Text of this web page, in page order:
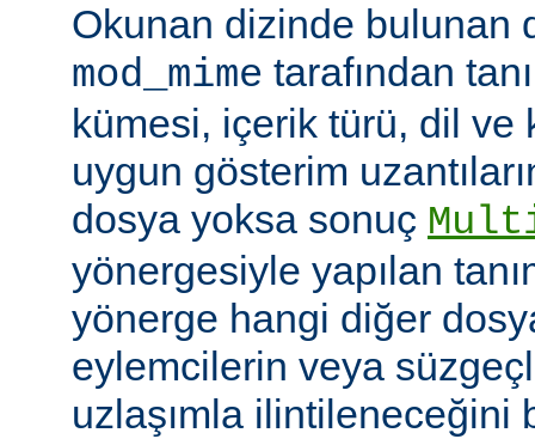
Okunan dizinde bulunan
mod_mime tarafından
kümesi, içerik türü, dil ve
uygun gösterim
dosya yoksa sonuç
yönergesiyle yapılan
yönerge hangi diğer
eylemcilerin veya
uzlaşımla ilintileneceğini